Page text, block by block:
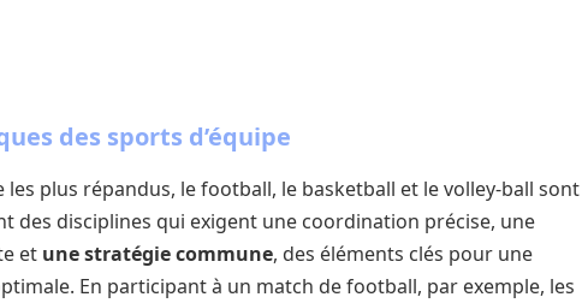
des sports d’équipe
les plus répandus, le football, le basketball et le volley-ball sont
des disciplines qui exigent une coordination précise, une
et une stratégie commune, des éléments clés pour une
En participant à un match de football, par exemple, les